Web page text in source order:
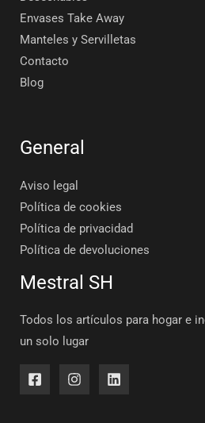
Envases Take Away
Manteles y Servilletas
Contacto
Blog
General
Aviso legal
Política de cookies
Política de privacidad
Política de devoluciones
Mestral SH
Todos los artículos para hogar e
un solo lugar